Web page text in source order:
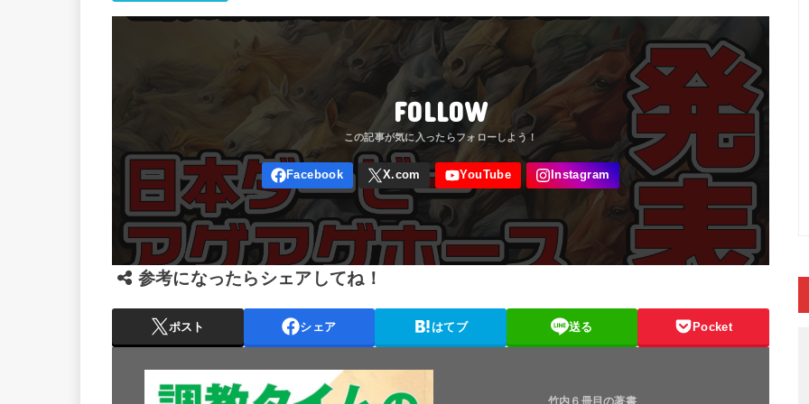
FOLLOW
参考になったらシェアしてね！
ポスト シェア はてブ 送る Pocket
竹内６冊目の著書